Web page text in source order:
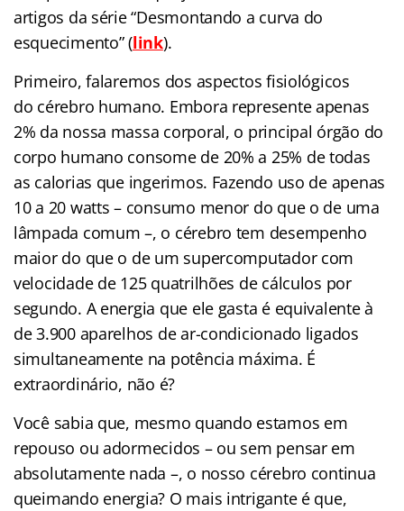
artigos da série “Desmontando a curva do
esquecimento” (link).
Primeiro, falaremos dos aspectos fisiológicos
do cérebro humano. Embora represente apenas
2% da nossa massa corporal, o principal órgão do
corpo humano consome de 20% a 25% de todas
as calorias que ingerimos. Fazendo uso de apenas
10 a 20 watts – consumo menor do que o de uma
lâmpada comum –, o cérebro tem desempenho
maior do que o de um supercomputador com
velocidade de 125 quatrilhões de cálculos por
segundo. A energia que ele gasta é equivalente à
de 3.900 aparelhos de ar-condicionado ligados
simultaneamente na potência máxima. É
extraordinário, não é?
Você sabia que, mesmo quando estamos em
repouso ou adormecidos – ou sem pensar em
absolutamente nada –, o nosso cérebro continua
queimando energia? O mais intrigante é que,